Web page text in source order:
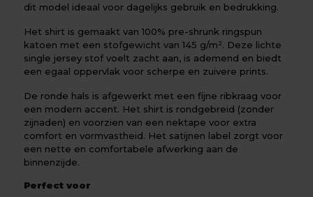
dit model ideaal voor dagelijks gebruik en bedrukking.
Het shirt is gemaakt van 100% pre-shrunk ringspun
katoen met een stofgewicht van 145 g/m². Deze lichte
single jersey stof voelt zacht aan, is ademend en biedt
een egaal oppervlak voor scherpe en zuivere prints.
De ronde hals is afgewerkt met een fijne ribkraag voor
een modern accent. Het shirt is rondgebreid (zonder
zijnaden) en voorzien van een nektape voor extra
comfort en vormvastheid. Het satijnen label zorgt voor
een nette en comfortabele afwerking aan de
binnenzijde.
Perfect voor